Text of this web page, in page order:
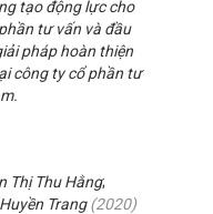
tạo động lực cho
tư vấn và đầu
pháp hoàn thiện
công ty cổ phần tư
Thị Thu Hằng;
Trang(2020)